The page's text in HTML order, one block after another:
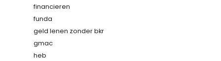
financieren
funda
geld lenen zonder bkr
gmac
heb